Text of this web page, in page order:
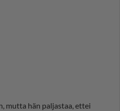
mutta hän paljastaa, ettei